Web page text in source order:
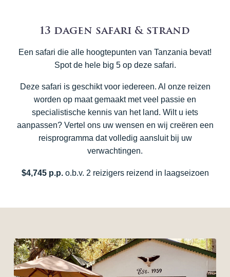
13 dagen safari & strand
Een safari die alle hoogtepunten van Tanzania bevat!
Spot de hele big 5 op deze safari.
Deze safari is geschikt voor iedereen. Al onze reizen
worden op maat gemaakt met veel passie en
specialistische kennis van het land. Wilt u iets
aanpassen? Vertel ons uw wensen en wij creëren een
reisprogramma dat volledig aansluit bij uw
verwachtingen.
$4,745 p.p.o.b.v. 2 reizigers reizend in laagseizoen